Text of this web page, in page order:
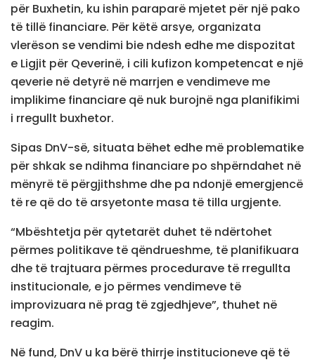
për Buxhetin, ku ishin paraparë mjetet për një pako
të tillë financiare. Për këtë arsye, organizata
vlerëson se vendimi bie ndesh edhe me dispozitat
e Ligjit për Qeverinë, i cili kufizon kompetencat e një
qeverie në detyrë në marrjen e vendimeve me
implikime financiare që nuk burojnë nga planifikimi
i rregullt buxhetor.
Sipas DnV-së, situata bëhet edhe më problematike
për shkak se ndihma financiare po shpërndahet në
mënyrë të përgjithshme dhe pa ndonjë emergjencë
të re që do të arsyetonte masa të tilla urgjente.
“Mbështetja për qytetarët duhet të ndërtohet
përmes politikave të qëndrueshme, të planifikuara
dhe të trajtuara përmes procedurave të rregullta
institucionale, e jo përmes vendimeve të
improvizuara në prag të zgjedhjeve”, thuhet në
reagim.
Në fund, DnV u ka bërë thirrje institucioneve që të